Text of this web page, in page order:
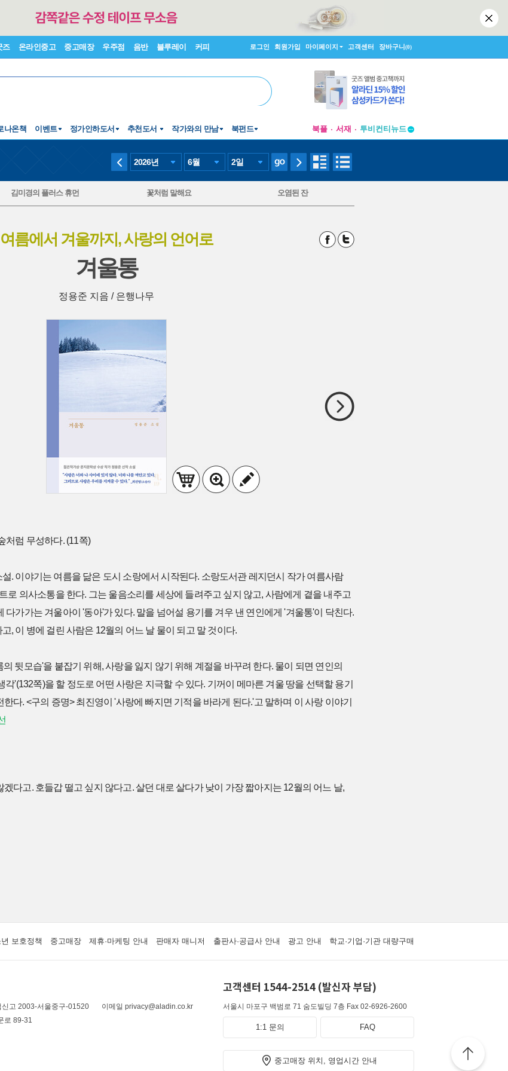
즈 온라인중고 중고매장 우주점 음반 블루레이 커피 로그인 회원가입 마이페이지 고객센터 장바구니(0)
나온책 이벤트 정가인하도서 추천도서 작가와의 만남 북펀드 북플 서재
투비컨티뉴드
2026년 6월 2일
김미경의 플러스 휴먼 꽃처럼 말해요 오염된 잔
여름에서 겨울까지, 사랑의 언어로
겨울통
정용준 지음 / 은행나무
처럼 무성하다. (11쪽)
. 이야기는 여름을 닮은 도시 소랑에서 시작된다. 소랑도서관 레지던시 작가 여름사람
로 의사소통을 한다. 그는 울음소리를 세상에 들려주고 싶지 않고, 사람에게 곁을 내주고
다가가는 겨울아이 '동아'가 있다. 말을 넘어설 용기를 겨우 낸 연인에게 '겨울통'이 닥친다.
, 이 병에 걸린 사람은 12월의 어느 날 물이 되고 말 것이다.
뒷모습'을 붙잡기 위해, 사랑을 잃지 않기 위해 계절을 바꾸려 한다. 물이 되면 연인의
'(132쪽)을 할 정도로 어떤 사랑은 지극할 수 있다. 기꺼이 메마른 겨울 땅을 선택할 용기
다. <구의 증명> 최진영이 '사랑에 빠지면 기적을 바라게 된다.'고 말하며 이 사랑 이야기
다고. 호들갑 떨고 싶지 않다고. 살던 대로 살다가 낮이 가장 짧아지는 12월의 어느 날,
보호정책 중고매장 제휴·마케팅 안내 판매자 매니저 출판사·공급사 안내 광고 안내 학교·기업·기관 대량구매
신고 2003-서울중구-01520
이메일 privacy@aladin.co.kr
로 89-31
고객센터 1544-2514 (발신자 부담)
서울시 마포구 백범로 71 숨도빌딩 7층 Fax 02-6926-2600
1:1 문의 FAQ
중고매장 위치, 영업시간 안내